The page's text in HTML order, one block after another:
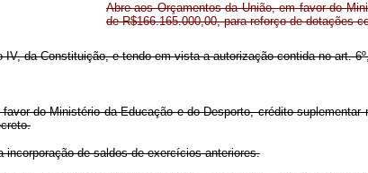
Abre aos Orçamentos da União, em favor do
de R$166.165.000,00, para reforço de dotações
da Constituição, e tendo em vista a autorização contida no art.
do Ministério da Educação e do Desporto, crédito
de saldos de exercícios anteriores.